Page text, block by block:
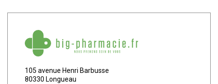
105 avenue Henri Barbusse
80330 Longueau